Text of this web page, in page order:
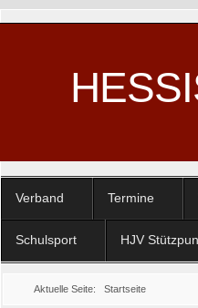
Verband Termine
Schulsport HJV
Aktuelle Seite: Startseite